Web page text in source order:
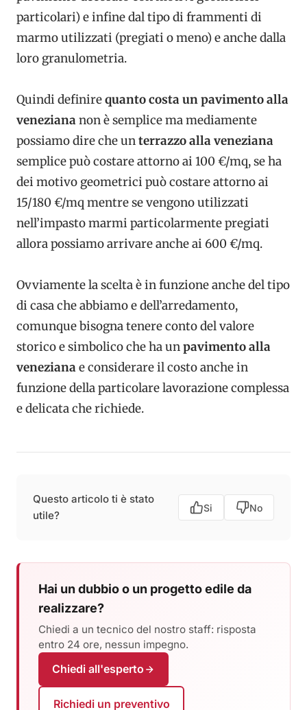
particolari) e infine dal tipo di frammenti di
marmo utilizzati (pregiati o meno) e anche dalla
loro granulometria.
Quindi definirequanto costa un pavimento alla
veneziananon è semplice ma mediamente
possiamo dire che unterrazzo alla veneziana
semplice può costare attorno ai 100 €/mq, se ha
dei motivo geometrici può costare attorno ai
15/180 €/mq mentre se vengono utilizzati
nell’impasto marmi particolarmente pregiati
allora possiamo arrivare anche ai 600 €/mq.
Ovviamente la scelta è in funzione anche del tipo
di casa che abbiamo e dell’arredamento,
comunque bisogna tenere conto del valore
storico e simbolico che ha unpavimento alla
venezianae considerare il costo anche in
funzione della particolare lavorazione complessa
e delicata che richiede.
Questo articolo ti è stato
utile?
Si No
Hai un dubbio o un progetto edile da
realizzare?
Chiedi a un tecnico del nostro staff: risposta
entro 24 ore, nessun impegno.
Chiedi all'esperto
Richiedi un preventivo